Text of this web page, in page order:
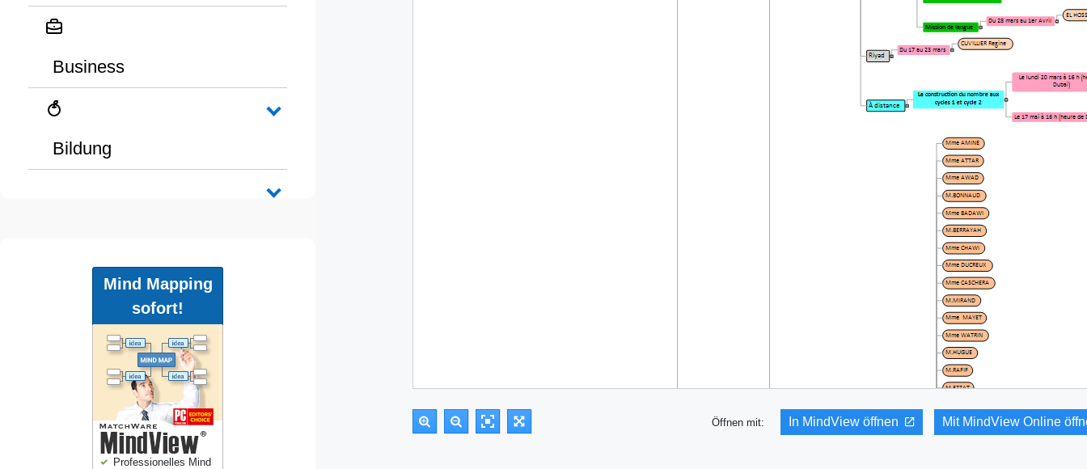
Business
Bildung
Mind Mapping
sofort!
Professionelles Mind
Öffnen mit: In MindView öffnen Mit MindView Online